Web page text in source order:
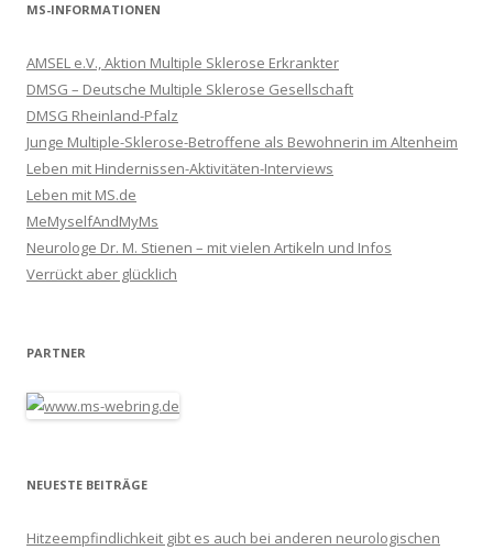
MS-INFORMATIONEN
AMSEL e.V., Aktion Multiple Sklerose Erkrankter
DMSG – Deutsche Multiple Sklerose Gesellschaft
DMSG Rheinland-Pfalz
Junge Multiple-Sklerose-Betroffene als Bewohnerin im Altenheim
Leben mit Hindernissen-Aktivitäten-Interviews
Leben mit MS.de
MeMyselfAndMyMs
Neurologe Dr. M. Stienen – mit vielen Artikeln und Infos
Verrückt aber glücklich
PARTNER
NEUESTE BEITRÄGE
Hitzeempfindlichkeit gibt es auch bei anderen neurologischen